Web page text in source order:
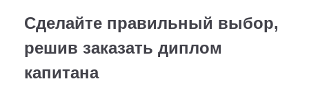
Сделайте правильный выбор,
решив заказать диплом
капитана